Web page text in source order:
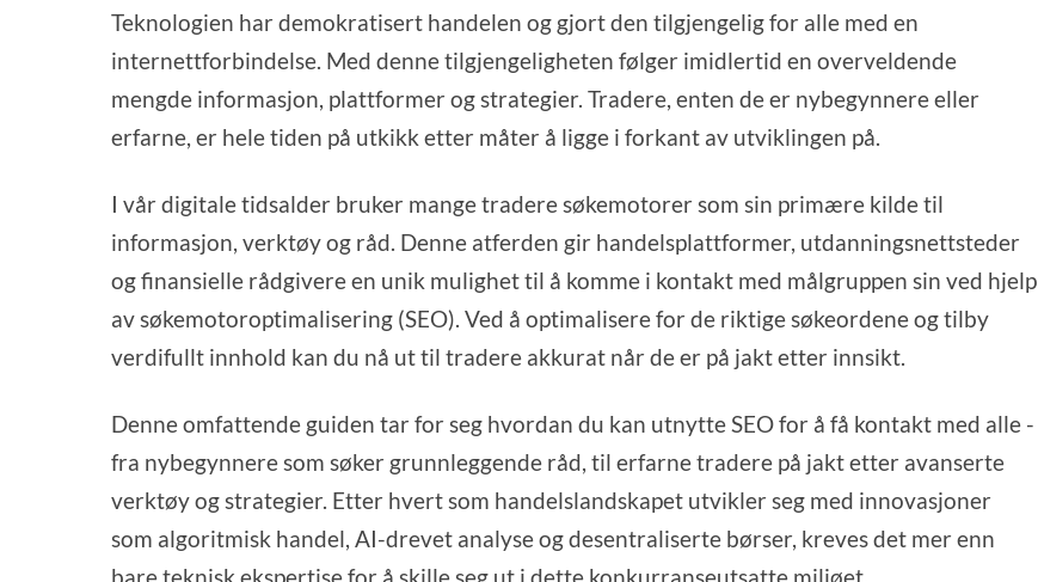
Teknologien har demokratisert handelen og gjort den tilgjengelig for alle med en
internettforbindelse. Med denne tilgjengeligheten følger imidlertid en overveldende
mengde informasjon, plattformer og strategier. Tradere, enten de er nybegynnere eller
erfarne, er hele tiden på utkikk etter måter å ligge i forkant av utviklingen på.
I vår digitale tidsalder bruker mange tradere søkemotorer som sin primære kilde til
informasjon, verktøy og råd. Denne atferden gir handelsplattformer, utdanningsnettsteder
og finansielle rådgivere en unik mulighet til å komme i kontakt med målgruppen sin ved hjelp
av søkemotoroptimalisering (SEO). Ved å optimalisere for de riktige søkeordene og tilby
verdifullt innhold kan du nå ut til tradere akkurat når de er på jakt etter innsikt.
Denne omfattende guiden tar for seg hvordan du kan utnytte SEO for å få kontakt med alle -
fra nybegynnere som søker grunnleggende råd, til erfarne tradere på jakt etter avanserte
verktøy og strategier. Etter hvert som handelslandskapet utvikler seg med innovasjoner
som algoritmisk handel, AI-drevet analyse og desentraliserte børser, kreves det mer enn